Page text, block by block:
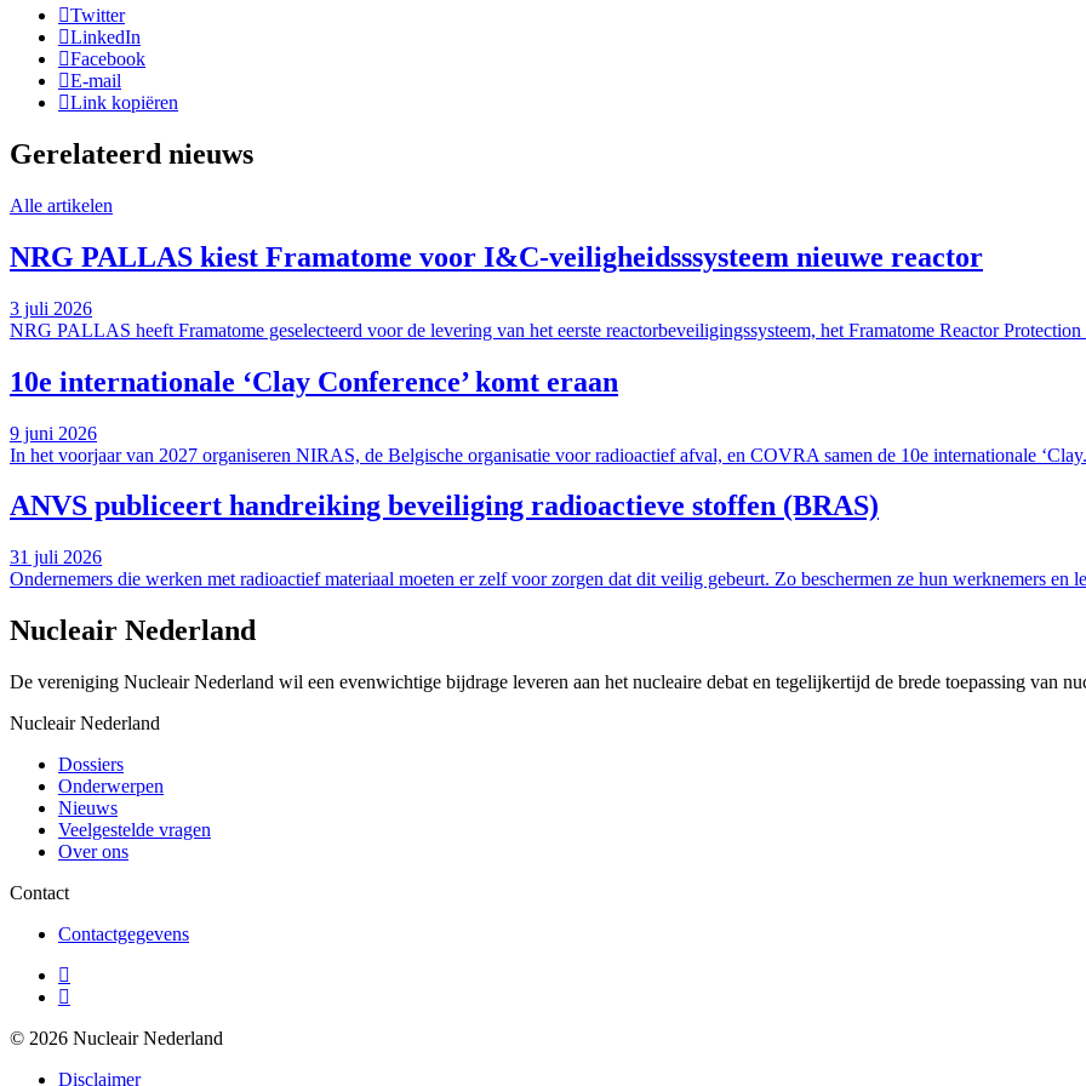
Twitter
LinkedIn
Facebook
E-mail
Link kopiëren
Gerelateerd nieuws
Alle artikelen
NRG PALLAS kiest Framatome voor I&C-veiligheidsssysteem nieuwe reactor
3 juli 2026
NRG PALLAS heeft Framatome geselecteerd voor de levering van het eerste reactorbeveiligingssysteem, het Framatome Reactor
10e internationale ‘Clay Conference’ komt eraan
9 juni 2026
In het voorjaar van 2027 organiseren NIRAS, de Belgische organisatie voor radioactief afval, en COVRA samen de 10e internationale
ANVS publiceert handreiking beveiliging radioactieve stoffen (BRAS)
31 juli 2026
Ondernemers die werken met radioactief materiaal moeten er zelf voor zorgen dat dit veilig gebeurt. Zo beschermen ze hun werknemers en
Nucleair Nederland
De vereniging Nucleair Nederland wil een evenwichtige bijdrage leveren aan het nucleaire debat en tegelijkertijd de brede toepassing van
Nucleair Nederland
Dossiers
Onderwerpen
Nieuws
Veelgestelde vragen
Over ons
Contact
Contactgegevens
© 2026 Nucleair Nederland
Disclaimer